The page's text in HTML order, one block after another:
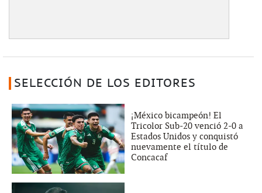
SELECCIÓN DE LOS EDITORES
¡México bicampeón! El
Tricolor Sub-20 venció 2-0 a
Estados Unidos y conquistó
nuevamente el título de
Concacaf